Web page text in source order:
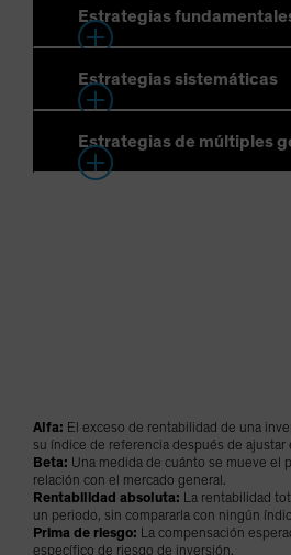
Alfa: El exceso de rentabilidad de una
su índice de referencia después de ajustar
Beta: Una medida de cuánto se mueve el
relación con el mercado general.
Rentabilidad absoluta: La rentabilidad
un periodo, sin compararla con ningún
Prima de riesgo: La compensación
específico de riesgo de inversión.